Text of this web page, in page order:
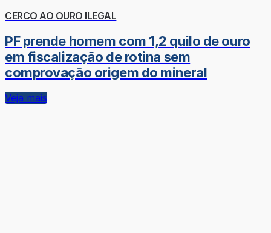
CERCO AO OURO ILEGAL
PF prende homem com 1,2 quilo de ouro
em fiscalização de rotina sem
comprovação origem do mineral
Veja mais